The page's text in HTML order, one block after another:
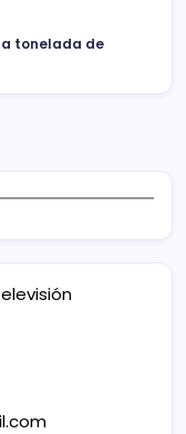
tonelada de